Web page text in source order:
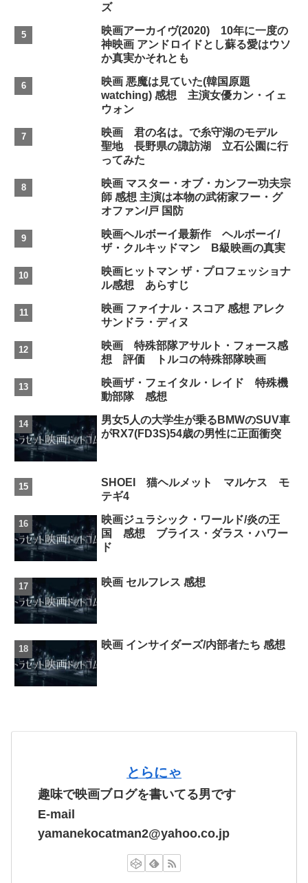
ズ
映画アーカイヴ(2020) 10年に一度の
神映画 アンドロイドとし蘇る愛はウソ
か真実かそれとも
映画 悪魔は見ていた(韓国原題
watching) 感想 主演女優カン・イェ
ウォン
映画 君の名は。で糸守湖のモデル
聖地 長野県の諏訪湖 立石公園に行
ってみた
映画 マスター・オブ・カンフー功夫宗
師 感想 主演は本物の武術家フー・グ
オファン/戸 国防
映画ヘルボーイ最新作 ヘルボーイ/
ザ・クルキッドマン B級映画の真実
映画ヒットマン ザ・プロフェッショナ
ル感想 あらすじ
映画 ファイナル・スコア 感想 アレク
サンドラ・ディヌ
映画 特殊部隊アサルト・フォース感
想 評価 トルコの特殊部隊映画
映画ザ・フェイタル・レイド 特殊機
動部隊 感想
男女5人の大学生が乗るBMWのSUV車
がRX7(FD3S)54歳の男性に正面衝突
SHOEI 猫ヘルメット マルケス モ
テギ4
映画ジュラシック・ワールド/炎の王
国 感想 ブライス・ダラス・ハワー
ド
映画 セルフレス 感想
映画 インサイダーズ/内部者たち 感想
とらにゃ
趣味で映画ブログを書いてる男です
E-mail
yamanekocatman2@yahoo.co.jp